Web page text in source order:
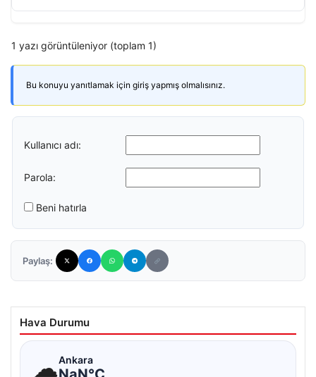
1 yazı görüntüleniyor (toplam 1)
Bu konuyu yanıtlamak için giriş yapmış olmalısınız.
Kullanıcı adı:
Parola:
Beni hatırla
Paylaş:
Hava Durumu
☁Ankara